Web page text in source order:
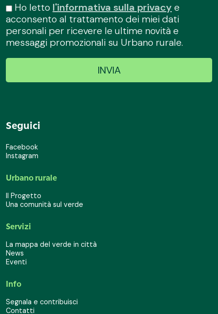
Ho letto l'informativa sulla privacye
acconsento al trattamento dei miei dati
personali per ricevere le ultime novità e
messaggi promozionali su Urbano rurale.
Seguici
Facebook
Instagram
Urbano rurale
Il Progetto
Una comunità sul verde
Servizi
La mappa del verde in città
News
Eventi
Info
Segnala e contribuisci
Contatti